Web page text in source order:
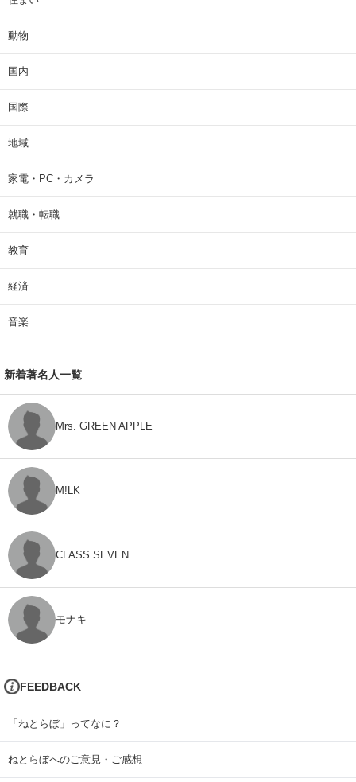
動物
国内
国際
地域
家電・PC・カメラ
就職・転職
教育
経済
音楽
新着著名人一覧
Mrs. GREEN APPLE
M!LK
CLASS SEVEN
モナキ
FEEDBACK
「ねとらぼ」ってなに？
ねとらぼへのご意見・ご感想